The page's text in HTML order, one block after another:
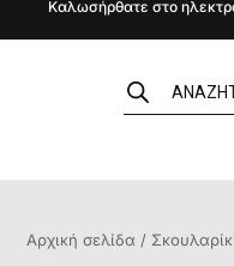
Καλωσήρθατε στο
Αρχική σελίδα /